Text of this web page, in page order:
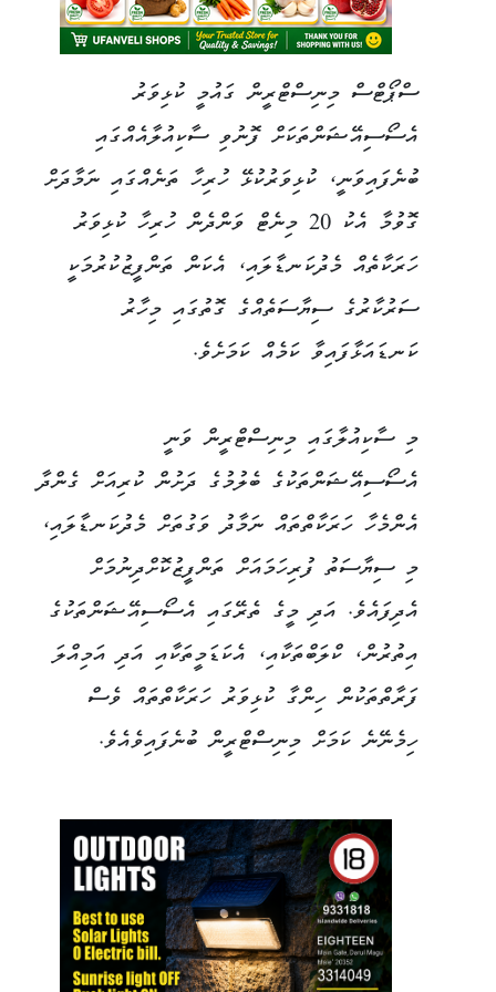
ސްޕޯޓްސް މިނިސްޓްރީން ގައުމީ ކުޅިވަރު
އެސޯސިއޭޝަންތަކަށް ފޮނުވި ސާކިއުލާއެއްގައި
ބުނެފައިވަނީ، ކުޅިވަރުކުޅޭ ހުރިހާ ތަނެއްގައި ނަމާދަށް
ގޮވުމާ އެކު 20 މިނެޓް ވަންދެން ހުރިހާ ކުޅިވަރު
ހަރަކާތެއް މެދުކަނޑާލައި، އެކަން ތަންފީޒުކުރުމަކީ
ސަރުކާރުގެ ސިޔާސަތެއްގެ ގޮތުގައި މިހާރު
ކަނޑައަޅާފައިވާ ކަމެއް ކަމަށެވެ.
މި ސާކިއުލާގައި މިނިސްޓްރީން ވަނީ
އެސޯސިއޭޝަންތަކުގެ ބެލުމުގެ ދަށުން ކުރިއަށް ގެންދާ
އެންމެހާ ހަރަކާތްތައް ނަމާދު ވަގުތަށް މެދުކަނޑާލައި،
މި ސިޔާސަތު ފުރިހަމައަށް ތަންފީޒުކޮށްދިނުމަށް
އެދިފައެވެ. އަދި މީގެ ތެރޭގައި އެސޯސިއޭޝަންތަކުގެ
އިތުރުން، ކްލަބްތަކާއި، އެކަޑަމީތަކާއި އަދި އަމިއްލަ
ފަރާތްތަކުން ހިންގާ ކުޅިވަރު ހަރަކާތްތައް ވެސް
ހިމެނޭނެ ކަމަށް މިނިސްޓްރީން ބުނެފައިވެއެވެ.